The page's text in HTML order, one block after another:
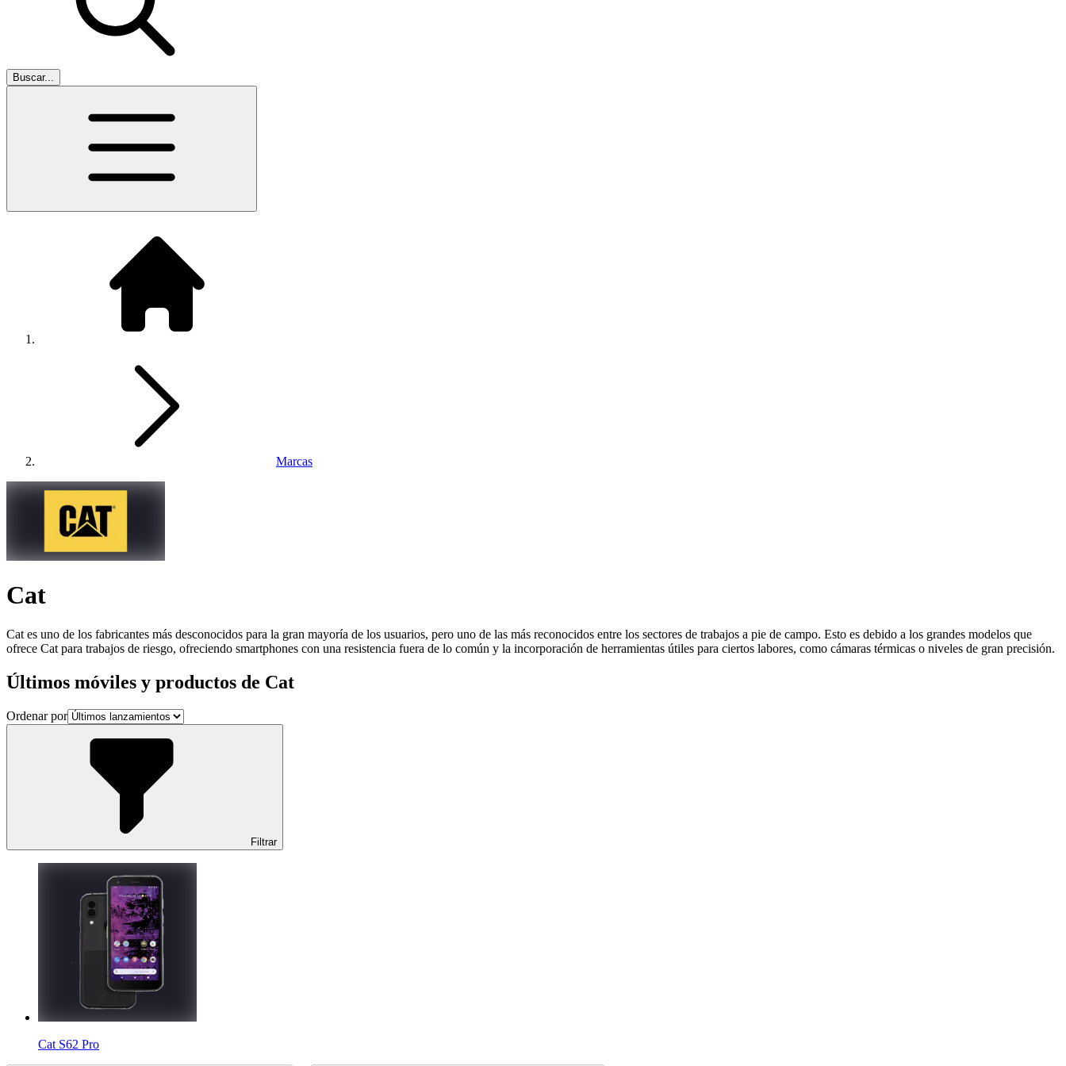
Buscar...
Marcas
Cat
Cat es uno de los fabricantes más desconocidos para la gran mayoría de los usuarios, pero uno de las más reconocidos entre los sectores de trabajos a pie de campo. Esto es debido a los grandes modelos que
ofrece Cat para trabajos de riesgo, ofreciendo smartphones con una resistencia fuera de lo común y la incorporación de herramientas útiles para ciertos labores, como cámaras térmicas o niveles de gran precisión.
Últimos móviles y productos de Cat
Ordenar por
Filtrar
Cat S62 Pro